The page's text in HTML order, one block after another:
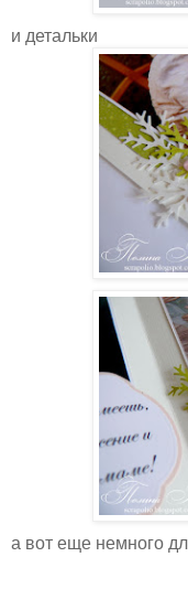
и детальки
а вот еще немного